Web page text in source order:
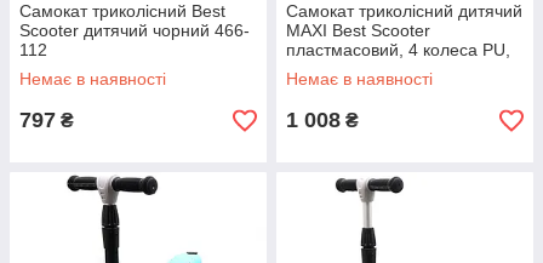
Самокат триколісний Best
Scooter дитячий чорний 466-
112
Немає в наявності
797 ₴
Самокат триколісний дитячий
MAXI Best Scooter
пластмасовий, 4 колеса PU,
СВІТЛО d = 12см (779-1331)
Немає в наявності
1 008 ₴